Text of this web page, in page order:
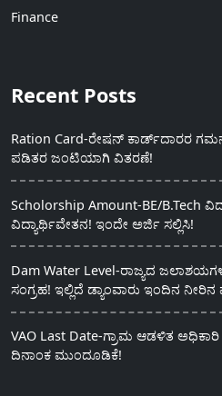
Finance
Recent Posts
Ration Card-ರೇಷನ್ ಕಾರ್ಡ್‍ದಾರರ
ಪಡಿತರ ಜಂಟಿಯಾಗಿ ವಿತರಣೆ!
Scholorship Amount-BE/B.Tech
ವಿದ್ಯಾರ್ಥಿವೇತನ! ಇಂದೇ ಅರ್ಜಿ ಸಲ್ಲಿಸಿ!
Dam Water Level-ರಾಜ್ಯದ
ಸಂಗ್ರಹ! ಇಲ್ಲಿದೆ ಡ್ಯಾಂವಾರು ಇಂದಿನ ನೀರಿನ
VAO Last Date-ಗ್ರಾಮ ಆಡಳಿತ
ದಿನಾಂಕ ಮುಂದೂಡಿಕೆ!